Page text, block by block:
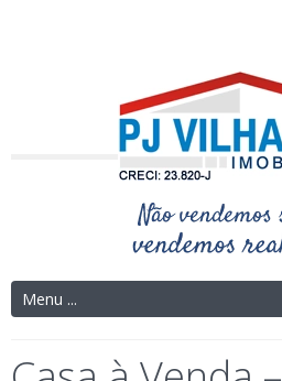
Menu ...